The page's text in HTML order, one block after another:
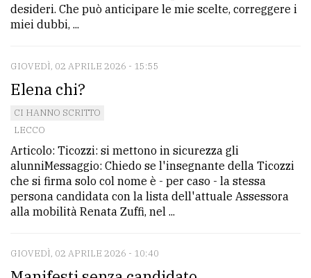
desideri. Che può anticipare le mie scelte, correggere i
miei dubbi, ...
GIOVEDÌ, 02 APRILE 2026 - 15:55
Elena chi?
CI HANNO SCRITTO
LECCO
Articolo: Ticozzi: si mettono in sicurezza gli
alunniMessaggio: Chiedo se l'insegnante della Ticozzi
che si firma solo col nome è - per caso - la stessa
persona candidata con la lista dell'attuale Assessora
alla mobilità Renata Zuffi, nel ...
GIOVEDÌ, 02 APRILE 2026 - 10:40